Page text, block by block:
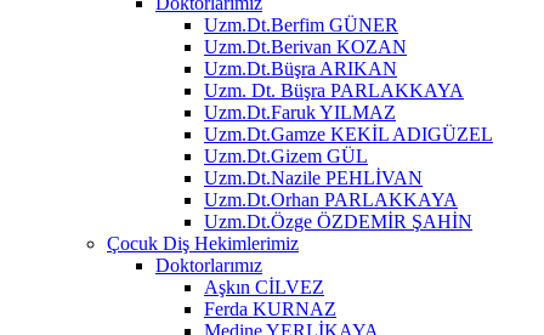
Uzm.Dt.Berfim GÜNER
Uzm.Dt.Berivan KOZAN
Uzm.Dt.Büşra ARIKAN
Uzm. Dt. Büşra PARLAKKAYA
Uzm.Dt.Faruk YILMAZ
Uzm.Dt.Gamze KEKİL ADIGÜZEL
Uzm.Dt.Gizem GÜL
Uzm.Dt.Nazile PEHLİVAN
Uzm.Dt.Orhan PARLAKKAYA
Uzm.Dt.Özge ÖZDEMİR ŞAHİN
Çocuk Diş Hekimlerimiz
Doktorlarımız
Aşkın CİLVEZ
Ferda KURNAZ
Medine YERLİKAYA